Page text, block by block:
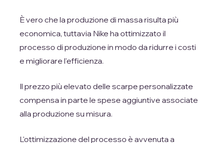
È vero che la produzione di massa risulta più
economica, tuttavia Nike ha ottimizzato il
processo di produzione in modo da ridurre i costi
e migliorare l'efficienza.
Il prezzo più elevato delle scarpe personalizzate
compensa in parte le spese aggiuntive associate
alla produzione su misura.
L'ottimizzazione del processo è avvenuta a